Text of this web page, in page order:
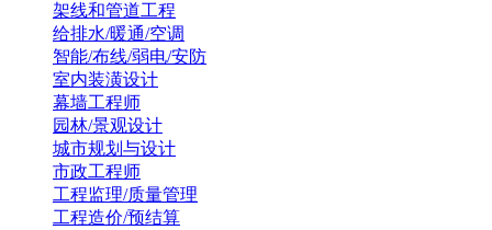
架线和管道工程
给排水/暖通/空调
智能/布线/弱电/安防
室内装潢设计
幕墙工程师
园林/景观设计
城市规划与设计
市政工程师
工程监理/质量管理
工程造价/预结算